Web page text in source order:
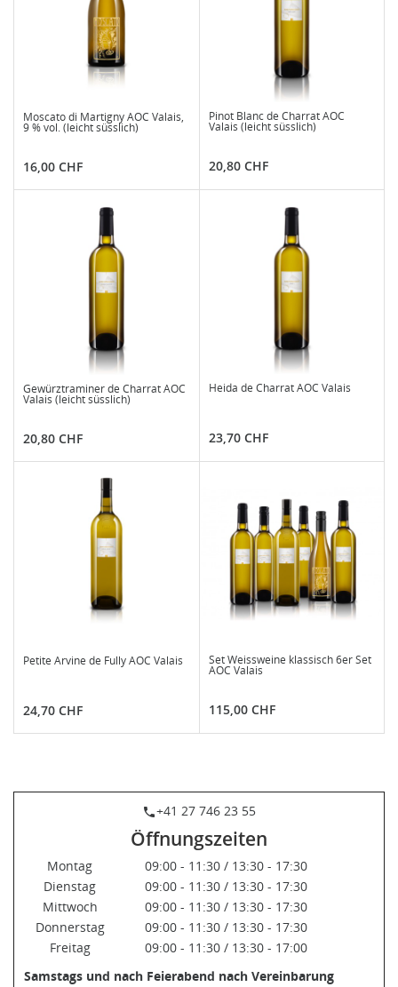
Moscato di Martigny AOC Valais,
9 % vol. (leicht süsslich)
Preis
16,00 CHF
Pinot Blanc de Charrat AOC
Valais (leicht süsslich)
Preis
20,80 CHF
Gewürztraminer de Charrat AOC
Valais (leicht süsslich)
Preis
20,80 CHF
Heida de Charrat AOC Valais
Preis
23,70 CHF
Petite Arvine de Fully AOC Valais
Preis
24,70 CHF
Set Weissweine klassisch 6er Set
AOC Valais
Preis
115,00 CHF
phone+41 27 746 23 55
Öffnungszeiten
Montag
09:00 - 11:30 / 13:30 - 17:30
Dienstag
09:00 - 11:30 / 13:30 - 17:30
Mittwoch
09:00 - 11:30 / 13:30 - 17:30
Donnerstag
09:00 - 11:30 / 13:30 - 17:30
Freitag
09:00 - 11:30 / 13:30 - 17:00
Samstags und nach Feierabend nach Vereinbarung